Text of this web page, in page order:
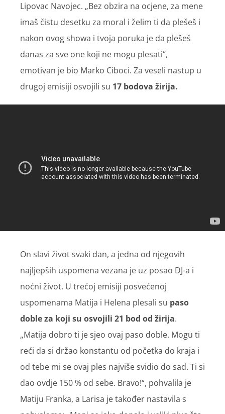
Lipovac Navojec. „Bez obzira na ocjene, za mene
imaš čistu desetku za moral i želim ti da plešeš i
nakon ovog showa i tvoja poruka je da plešeš
danas za sve one koji ne mogu plesati“,
emotivan je bio Marko Ciboci. Za veseli nastup u
drugoj emisiji osvojili su 17 bodova žirija.
On slavi život svaki dan, a jedna od njegovih
najljepših uspomena vezana je uz posao DJ-a i
noćni život. U trećoj emisiji posvećenoj
uspomenama Matija i Helena plesali su paso
doble za koji su osvojili 21 bod od žirija.
„Matija dobro ti je sjeo ovaj paso doble. Mogu ti
reći da si držao konstantu od početka do kraja i
od tebe mi se ovaj ples najviše svidio do sad. Ti si
dao ovdje 150 % od sebe. Bravo!“, pohvalila je
Matiju Franka, a Larisa je također nastavila s